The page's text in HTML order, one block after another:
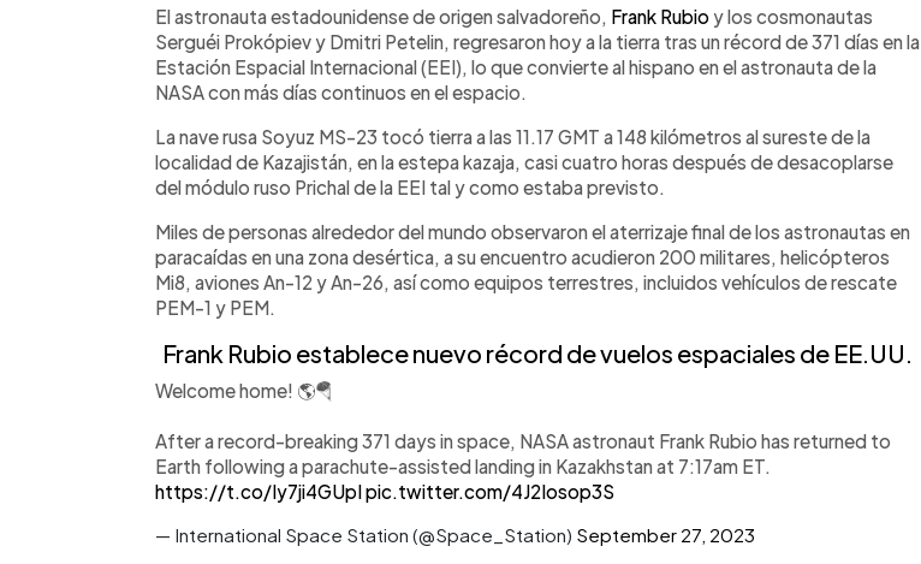
Escuchar artículo
El astronauta estadounidense de origen salvadoreño, Frank Rubio y los cosmonautas
Serguéi Prokópiev y Dmitri Petelin, regresaron hoy a la tierra tras un récord de 371 días en la
Estación Espacial Internacional (EEI), lo que convierte al hispano en el astronauta de la
NASA con más días continuos en el espacio.
La nave rusa Soyuz MS-23 tocó tierra a las 11.17 GMT a 148 kilómetros al sureste de la
localidad de Kazajistán, en la estepa kazaja, casi cuatro horas después de desacoplarse
del módulo ruso Prichal de la EEI tal y como estaba previsto.
Miles de personas alrededor del mundo observaron el aterrizaje final de los astronautas en
paracaídas en una zona desértica, a su encuentro acudieron 200 militares, helicópteros
Mi8, aviones An-12 y An-26, así como equipos terrestres, incluidos vehículos de rescate
PEM-1 y PEM.
Frank Rubio establece nuevo récord de vuelos espaciales de EE.UU.
Welcome home! 🌎🪂
After a record-breaking 371 days in space, NASA astronaut Frank Rubio has returned to
Earth following a parachute-assisted landing in Kazakhstan at 7:17am ET.
https://t.co/Iy7ji4GUpIpic.twitter.com/4J2Iosop3S
— International Space Station (@Space_Station) September 27, 2023